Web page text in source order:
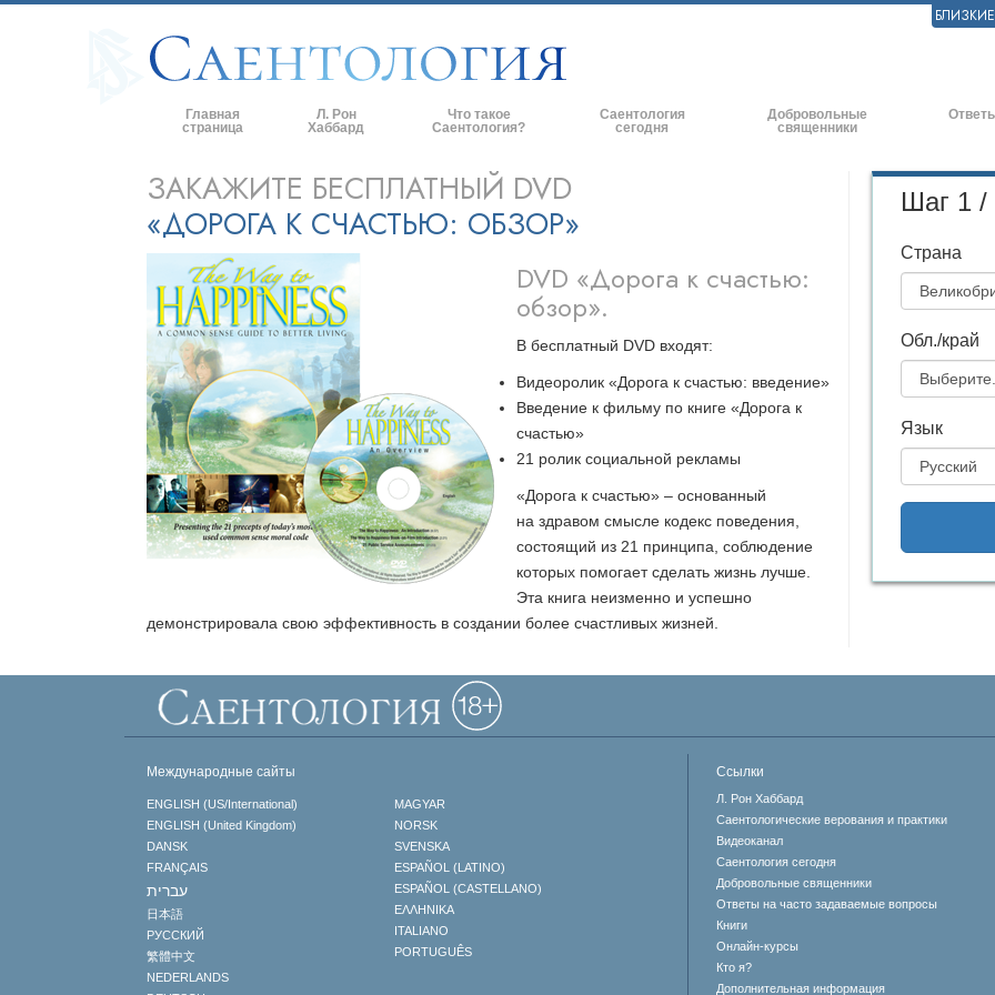
Главная
страница
Л. Рон
Хаббард
Что такое
Саентология?
Верования и практики
Саентологические принципы и
кодексы
Что саентологи говорят о
Познакомьтесь с саентологом
Основные принципы Саентологии
Введение в Дианетику
Любовь и ненависть.
Что такое величие?
Саентология
сегодня
Наземная база Флага
«Фривиндз»
Распространение Саентологии по
всему миру
Дэвид Мицкевич - Духовный лидер
саентологической религии
Добровольные
священники
Эффективное оказание помощи
Помощь в чрезвычайных ситуациях
Истоки и
Внутри
ЗАКАЖИТЕ БЕСПЛАТНЫЙ DVD
«ДОРОГА К СЧАСТЬЮ: ОБЗОР»
DVD «Дорога к счастью:
обзор».
В бесплатный DVD входят:
Видеоролик «Дорога к счастью: введение»
Введение к фильму по книге «Дорога к
счастью»
21 ролик социальной рекламы
«Дорога к счастью» – основанный
на здравом смысле кодекс поведения,
состоящий из 21 принципа, соблюдение
которых помогает сделать жизнь лучше.
Эта книга неизменно и успешно
демонстрировала свою эффективность в создании более счастливых жизней.
Шаг 1 /
Страна
Обл./край
Язык
Международные сайты
ENGLISH (US/International)
ENGLISH (United Kingdom)
DANSK
FRANÇAIS
עברית
日本語
РУССКИЙ
繁體中文
NEDERLANDS
MAGYAR
NORSK
SVENSKA
ESPAÑOL (LATINO)
ESPAÑOL (CASTELLANO)
ΕΛΛΗΝΙΚA
ITALIANO
PORTUGUÊS
Ссылки
Л. Рон Хаббард
Саентологические верования и практики
Видеоканал
Саентология сегодня
Добровольные священники
Ответы на часто задаваемые вопросы
Книги
Онлайн-курсы
Кто я?
Дополнительная информация